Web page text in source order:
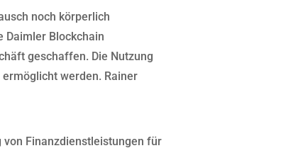
noch körperlich
Daimler Blockchain
geschaffen. Die Nutzung
werden. Rainer
von Finanzdienstleistungen für